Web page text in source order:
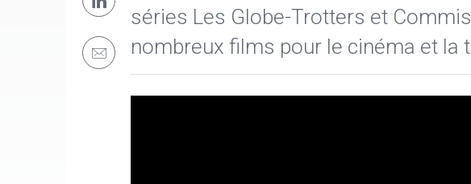
séries Les Globe-Trotters et
nombreux films pour le cinéma et la